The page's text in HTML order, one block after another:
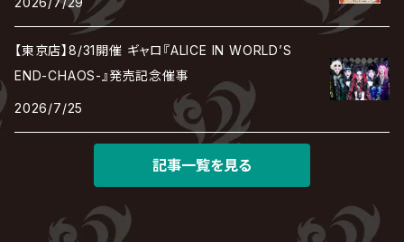
JILUKA
DEVILOOF
DuelJewel
D'ERLANGER
BULL FIELD
BREAKERZ
BLAZE
まみれた / MAMIRETA
MALICE MIZER
【東京店】8/31開催 ギャロ『ALICE IN WORLD’S
END-CHAOS-』発売記念催事
2026/7/25
記事一覧を見る